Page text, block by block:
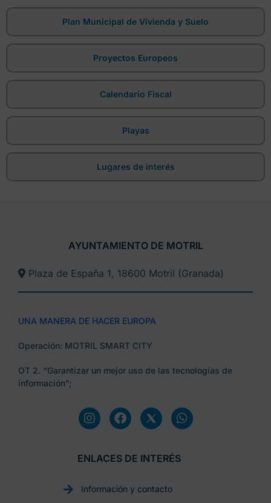
Plan Municipal de Vivienda y Suelo
Proyectos Europeos
Calendario Fiscal
Playas
Lugares de interés
AYUNTAMIENTO DE MOTRIL
Plaza de España 1, 18600 Motril (Granada)​
UNA MANERA DE HACER EUROPA
Operación: MOTRIL SMART CITY
OT 2. “Garantizar un mejor uso de las tecnologías de
información”;
ENLACES DE INTERÉS
Información y contacto